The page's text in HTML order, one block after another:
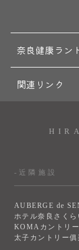
奈良健康ラン
関連リンク
-近隣施設
AUBERGE de
ホテル奈良さくら
KOMAカントリ
太子カントリー俱